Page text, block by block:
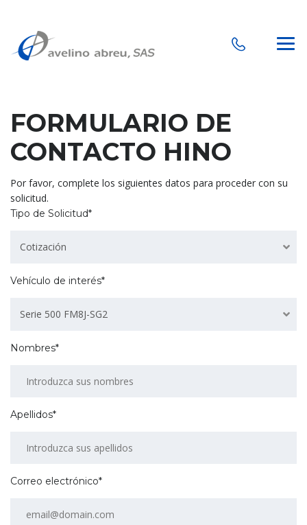
FORMULARIO DE
CONTACTO HINO
Por favor, complete los siguientes datos para proceder con su
solicitud.
Tipo de Solicitud*
Cotización
Vehículo de interés*
Serie 500 FM8J-SG2
Nombres*
Apellidos*
Correo electrónico*